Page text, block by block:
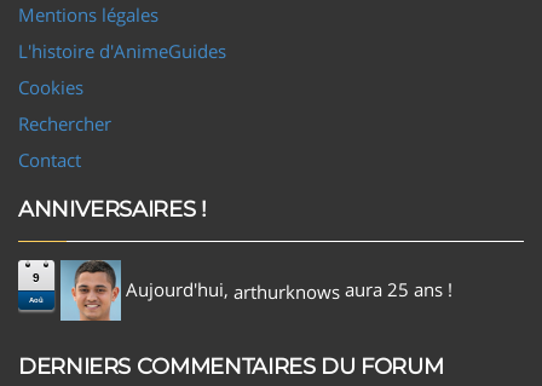
Mentions légales
L'histoire d'AnimeGuides
Cookies
Rechercher
Contact
ANNIVERSAIRES !
9
Aoû Aujourd'hui, arthurknows aura 25 ans !
DERNIERS COMMENTAIRES DU FORUM